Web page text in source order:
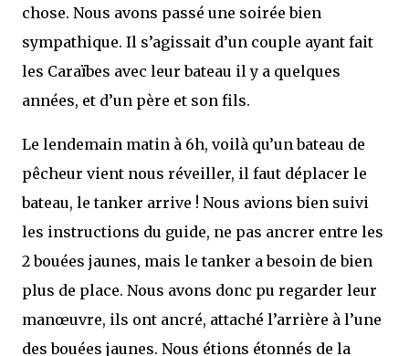
chose. Nous avons passé une soirée bien
sympathique. Il s’agissait d’un couple ayant fait
les Caraïbes avec leur bateau il y a quelques
années, et d’un père et son fils.
Le lendemain matin à 6h, voilà qu’un bateau de
pêcheur vient nous réveiller, il faut déplacer le
bateau, le tanker arrive ! Nous avions bien suivi
les instructions du guide, ne pas ancrer entre les
2 bouées jaunes, mais le tanker a besoin de bien
plus de place. Nous avons donc pu regarder leur
manœuvre, ils ont ancré, attaché l’arrière à l’une
des bouées jaunes. Nous étions étonnés de la